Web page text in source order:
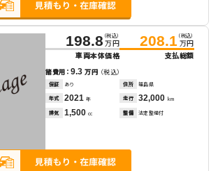
198.8 （税込）
万円
車両本体価格
208.1 （税込）
万円
支払総額
諸費用：9.3万円 （税込）
保証 あり 住所 福島県
年式 2021 年 走行 32,000 km
排気 1,500 cc 整備 法定整備付